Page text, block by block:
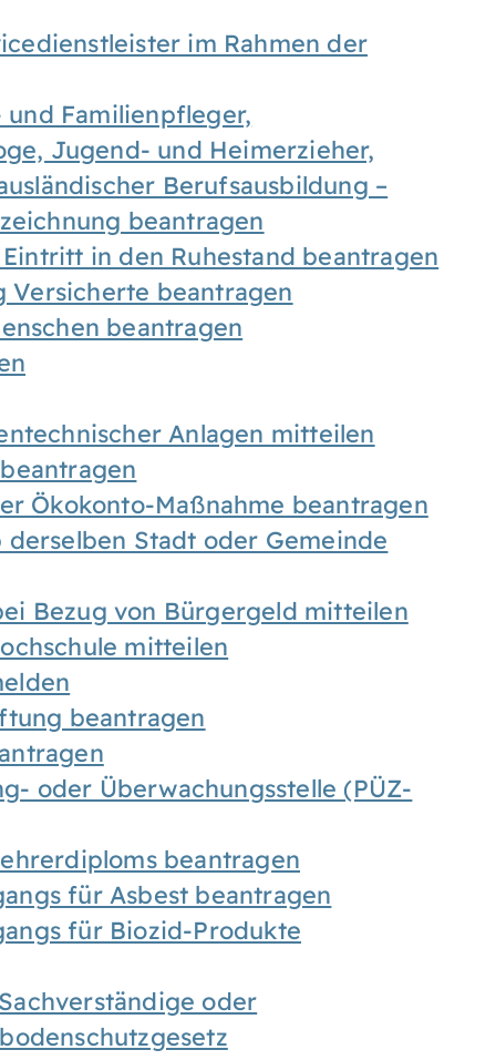
im Rahmen der
Familienpfleger,
Jugend- und Heimerzieher,
Berufsausbildung –
beantragen
in den Ruhestand beantragen
Versicherte beantragen
beantragen
Anlagen mitteilen
Ökokonto-Maßnahme beantragen
Stadt oder Gemeinde
Bezug von Bürgergeld mitteilen
mitteilen
beantragen
oder Überwachungsstelle (PÜZ-
beantragen
für Asbest beantragen
für Biozid-Produkte
oder